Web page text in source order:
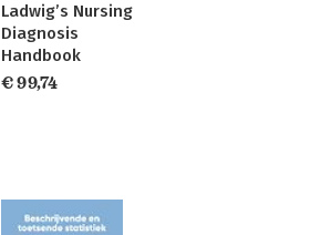
Ladwig’s Nursing
Diagnosis
Handbook
€ 99,74